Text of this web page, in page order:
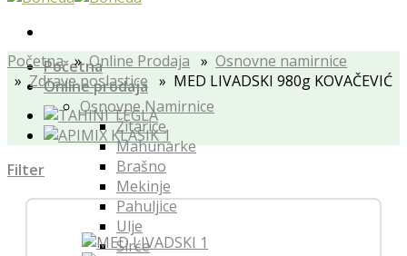
Početna
Online prodaja
Osnovne Namirnice
Žitarice
Mahunarke
Brašno
Mekinje
Pahuljice
Ulje
Sirće
Početna»Online Prodaja » Osnovne namirnice
»Zdrave poslastice » MED LIVADSKI 980g KOVAČEVIĆ
Filter